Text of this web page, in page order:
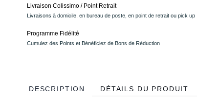
Livraison Colissimo / Point Retrait
Livraisons à domicile, en bureau de poste, en point de retrait ou pick up
Programme Fidélité
Cumulez des Points et Bénéficiez de Bons de Réduction
DESCRIPTION DÉTAILS DU PRODUIT